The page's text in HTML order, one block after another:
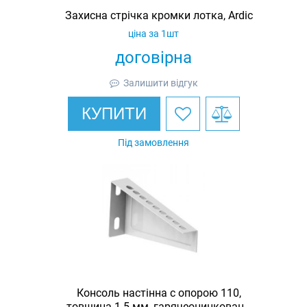
Захисна стрічка кромки лотка, Ardic
договірна
ціна за 1шт
Залишити відгук
КУПИТИ
Під замовлення
Консоль настінна c опорою 110,